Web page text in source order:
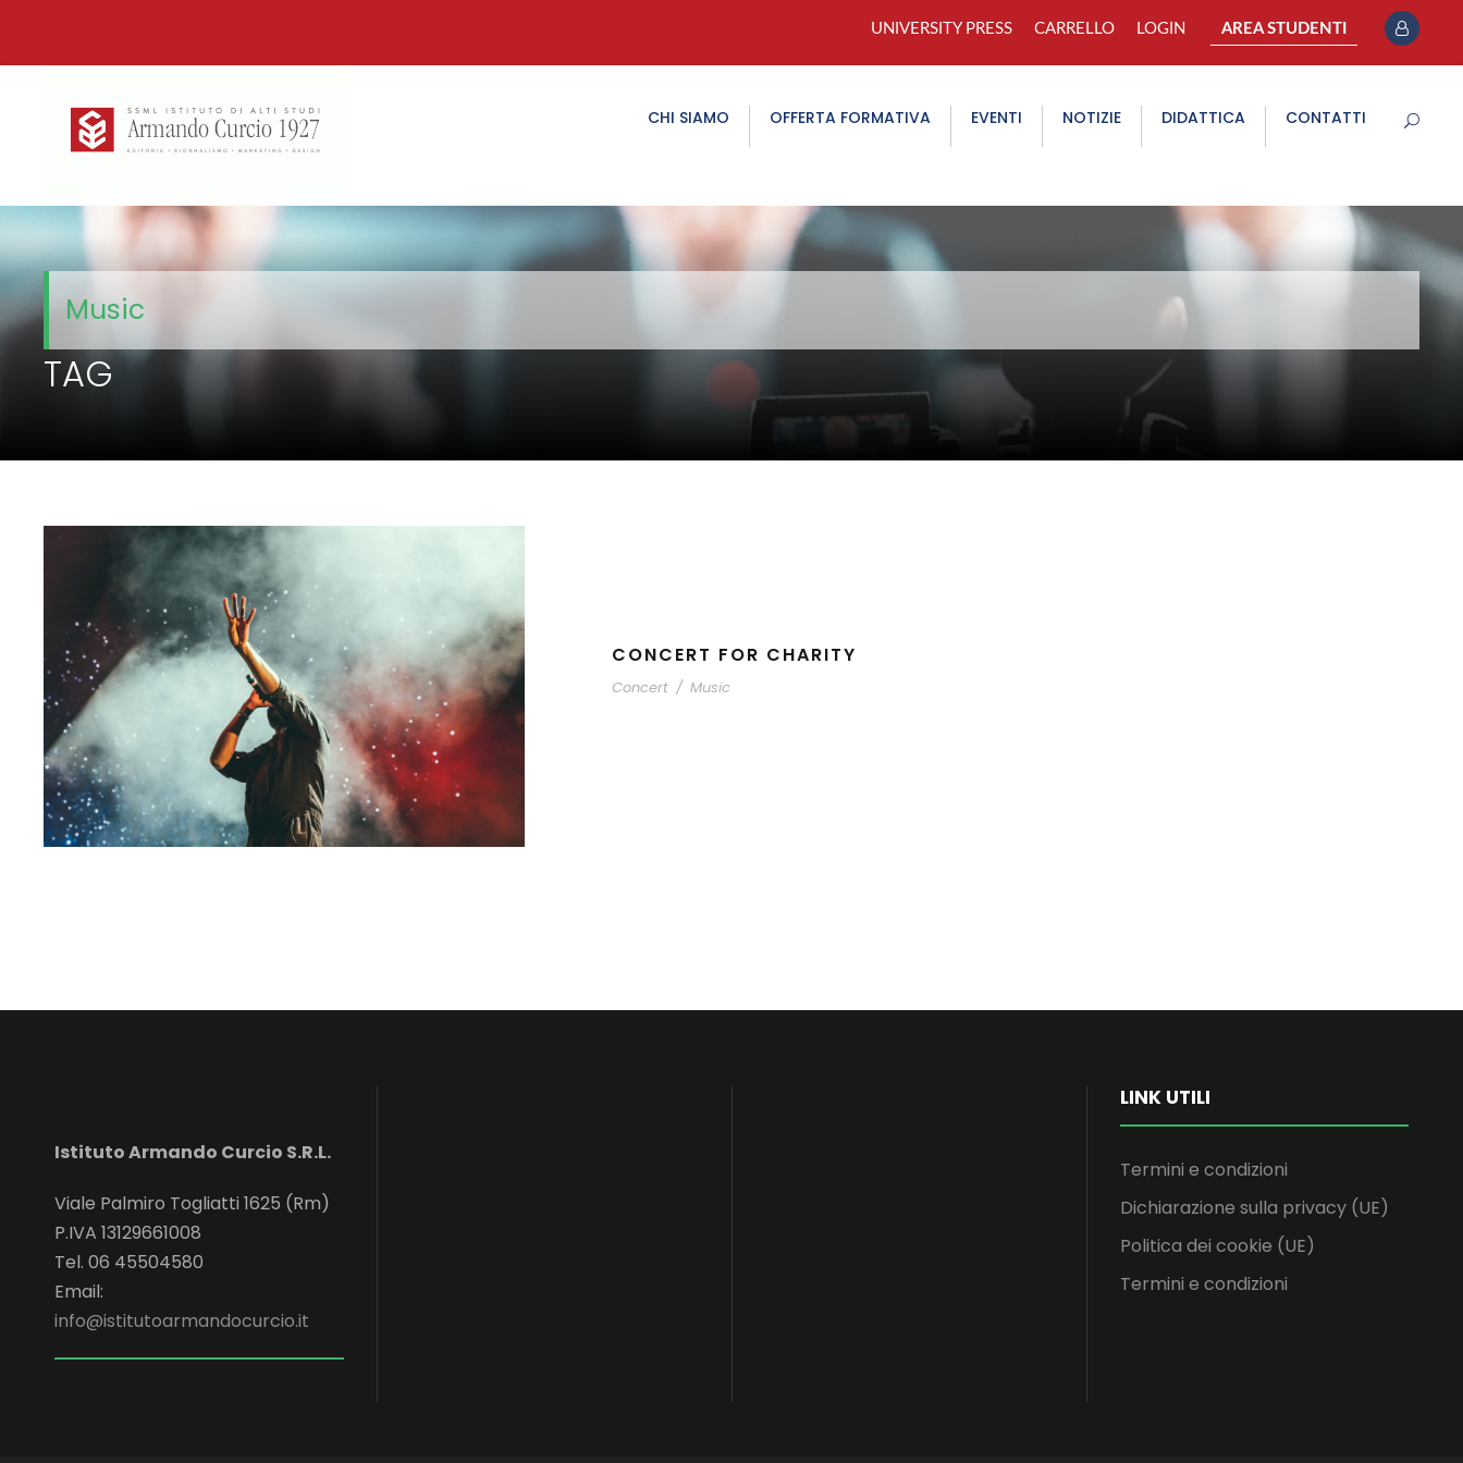
UNIVERSITY PRESS CARRELLO LOGIN AREA STUDENTI
CHI SIAMO OFFERTA FORMATIVA EVENTI NOTIZIE DIDATTICA CONTATTI
Music
TAG
CONCERT FOR CHARITY
Concert / Music
Istituto Armando Curcio S.R.L.
Viale Palmiro Togliatti 1625 (Rm)
P.IVA 13129661008
Tel. 06 45504580
Email:
info@istitutoarmandocurcio.it
LINK UTILI
Termini e condizioni
Dichiarazione sulla privacy (UE)
Politica dei cookie (UE)
Termini e condizioni